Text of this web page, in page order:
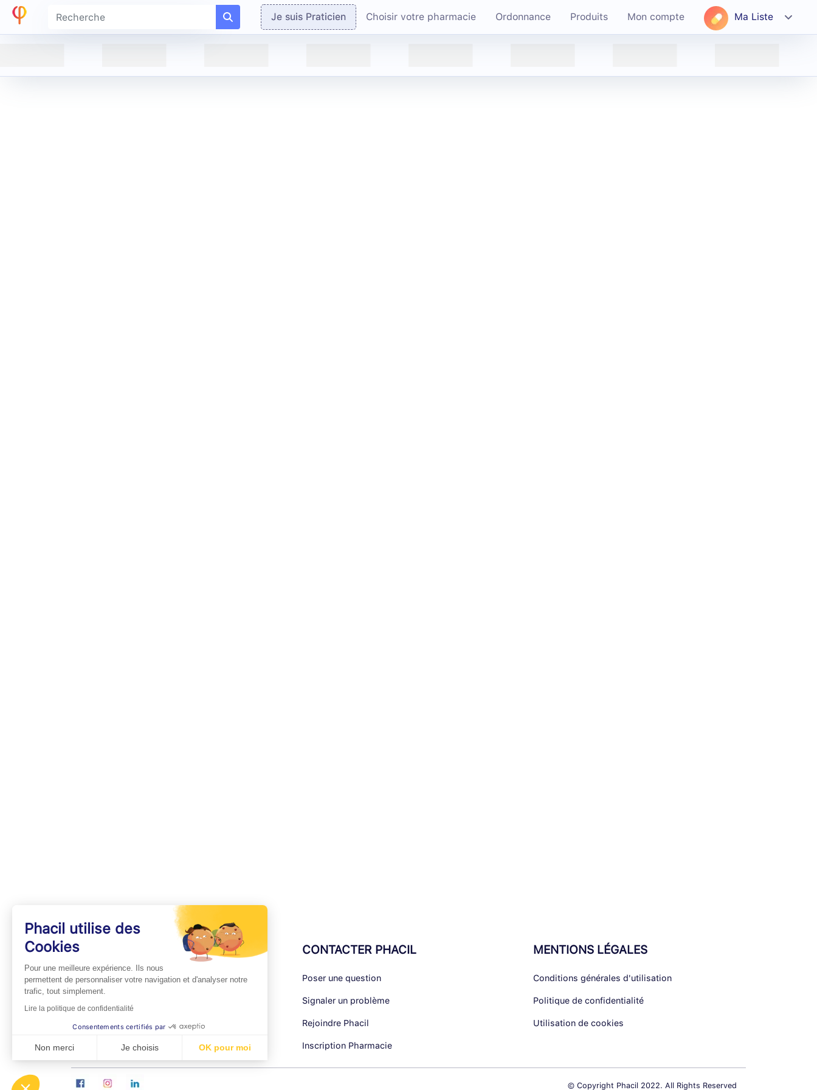
Je suis Praticien Choisir votre pharmacie Ordonnance Produits Mon compte Ma Liste
INFOS PRATIQUES
Professionnels de Santé
Espace Pharmaciens
Foire aux questions
CONTACTER PHACIL
Poser une question
Signaler un problème
Rejoindre Phacil
Inscription Pharmacie
MENTIONS LÉGALES
Conditions générales d'utilisation
Politique de confidentialité
Utilisation de cookies
© Copyright Phacil 2022. All Rights Reserved
Phacil utilise des
Cookies
Pour une meilleure expérience. Ils nous
permettent de personnaliser votre navigation et d'analyser notre
trafic, tout simplement.
Lire la politique de confidentialité
Consentements certifiés par
Non merci Je choisis OK pour moi
Axeptio consent
Plateforme de Gestion du Consentement : Personnalisez vos Options